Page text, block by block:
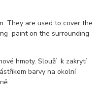
They are used to cover the
paint on the surrounding
hmoty. Slouží k zakrytí
barvy na okolní